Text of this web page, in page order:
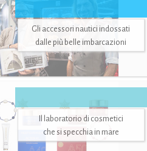
Gli accessori nautici indossati
dalle più belle imbarcazioni
Il laboratorio di cosmetici
che si specchia in mare